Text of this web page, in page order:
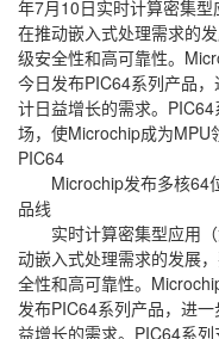
年7月10日实时计算密集
在推动嵌入式处理需求的
级安全性和高可靠性。
今日发布PIC64系列产品
计日益增长的需求。
场，使Microchip成为MPU
PIC64
Microchip发布多核64
品线
实时计算密集型应用（
动嵌入式处理需求的发展
全性和高可靠性。
发布PIC64系列产品，进
益增长的需求。PIC64系